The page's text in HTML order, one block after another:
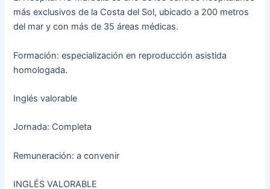
más exclusivos de la Costa del Sol, ubicado a 200 metros
del mar y con más de 35 áreas médicas.
Formación: especialización en reproducción asistida
homologada.
Inglés valorable
Jornada: Completa
Remuneración: a convenir
INGLÉS VALORABLE